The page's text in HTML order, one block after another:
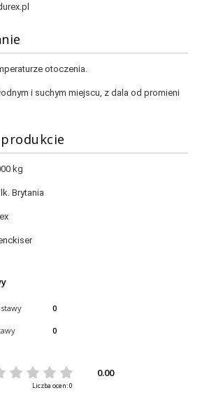
otoczenia.
i suchym miejscu, z dala od promieni
kg
Brytania
0
0
0.00
Liczba ocen: 0